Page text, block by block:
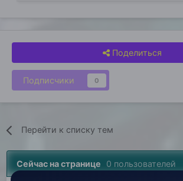
Поделиться
Подписчики 0
Перейти к списку тем
Сейчас на странице 0 пользователей